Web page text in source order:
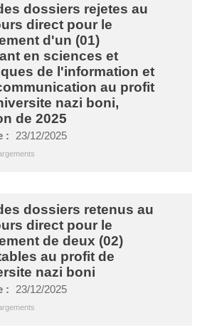
dossiers rejetes au
direct pour le
d'un (01)
en sciences et
de l'information et
au profit
nazi boni,
de 2025
: 23/12/2025
dossiers retenus au
direct pour le
de deux (02)
au profit de
nazi boni
: 23/12/2025